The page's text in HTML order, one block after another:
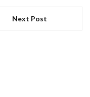
Next Post